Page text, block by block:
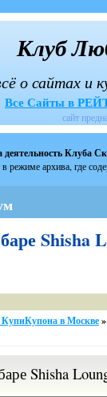
Клуб
о сайтах и
Все Сайты в
сайт
деятельность Клуба
в режиме архива, где
в Москве»
Shisha